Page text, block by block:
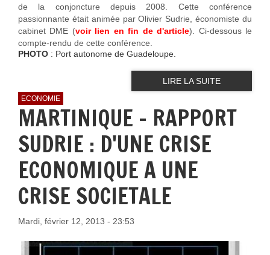
de la conjoncture depuis 2008. Cette conférence
passionnante était animée par Olivier Sudrie, économiste du
cabinet DME (voir lien en fin de d'article). Ci-dessous le
compte-rendu de cette conférence.
PHOTO : Port autonome de Guadeloupe.
LIRE LA SUITE
ECONOMIE
MARTINIQUE - RAPPORT
SUDRIE : D'UNE CRISE
ECONOMIQUE A UNE
CRISE SOCIETALE
Mardi, février 12, 2013 - 23:53